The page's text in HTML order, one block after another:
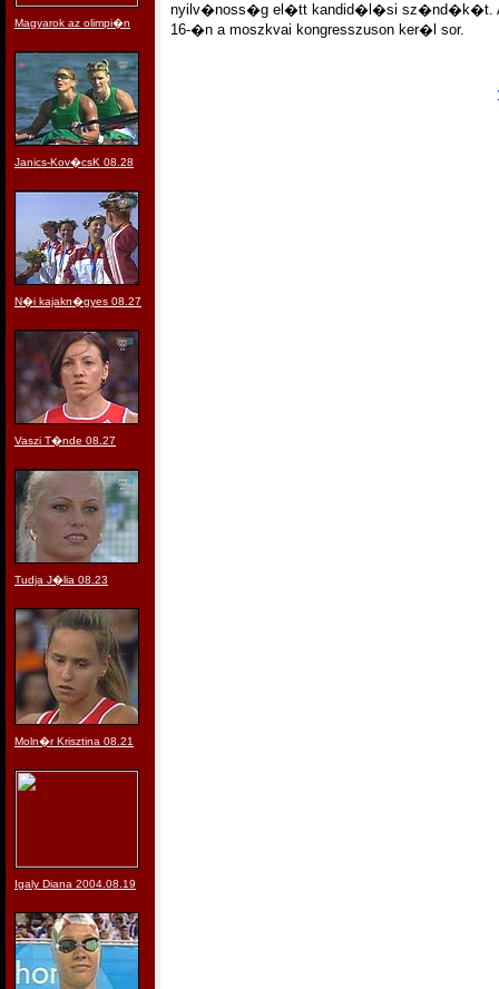
nyilv�noss�g el�tt kandid�l�si sz�nd�k�t.
16-�n a moszkvai kongresszuson ker�l sor.
Magyarok az olimpi�n
Janics-Kov�csK 08.28
N�i kajakn�gyes 08.27
Vaszi T�nde 08.27
Tudja J�lia 08.23
Moln�r Krisztina 08.21
Igaly Diana 2004.08.19